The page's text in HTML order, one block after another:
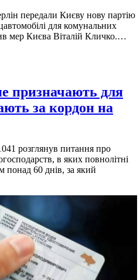
передали Києву нову партiю
для комунальних
мер Києва Вiталiй Кличко.…
призначають для
за кордон на
розглянув питання про
в яких повнолітні
понад 60 днів, за який